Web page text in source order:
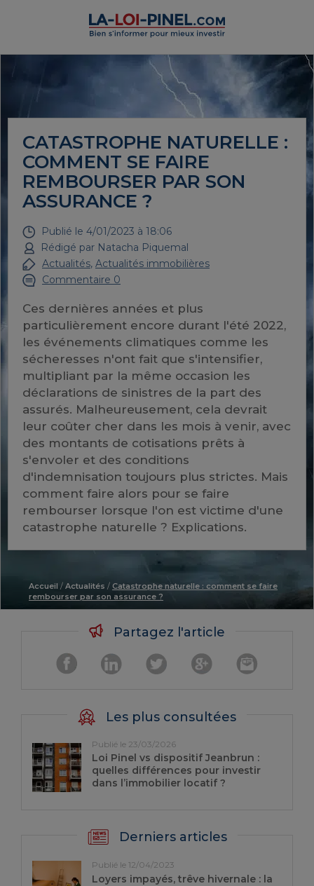
CATASTROPHE NATURELLE :
COMMENT SE FAIRE
REMBOURSER PAR SON
ASSURANCE ?
Publié le 4/01/2023 à 18:06
Rédigé par Natacha Piquemal
Actualités, Actualités immobilières
Commentaire 0
Ces dernières années et plus
particulièrement encore durant l'été 2022,
les événements climatiques comme les
sécheresses n'ont fait que s'intensifier,
multipliant par la même occasion les
déclarations de sinistres de la part des
assurés. Malheureusement, cela devrait
leur coûter cher dans les mois à venir, avec
des montants de cotisations prêts à
s'envoler et des conditions
d'indemnisation toujours plus strictes. Mais
comment faire alors pour se faire
rembourser lorsque l'on est victime d'une
catastrophe naturelle ? Explications.
Accueil / Actualités / Catastrophe naturelle : comment se faire
rembourser par son assurance ?
Partagez l'article
Les plus consultées
Publié le 23/03/2026
Loi Pinel vs dispositif Jeanbrun :
quelles différences pour investir
dans l’immobilier locatif ?
Derniers articles
Publié le 12/04/2023
Loyers impayés, trêve hivernale : la